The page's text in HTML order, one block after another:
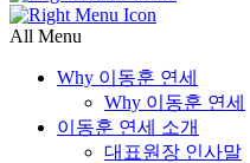
All Menu
Why 이동훈 연세
Why 이동훈 연세
이동훈 연세 소개
대표원장 인사말